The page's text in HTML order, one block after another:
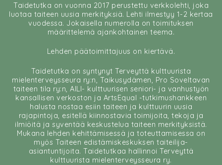
Taidetutka on vuonna 2017 perustettu verkkolehti, joka
luotaa taiteen uusia merkityksiä. Lehti ilmestyy 1-2 kertaa
vuodessa. Jokaisella numerolla on toimituksen
määrittelemä ajankohtainen teema.
Lehden päätoimittajuus on kiertävä.
Taidetutka on syntynyt Terveyttä kulttuurista
mielenterveysseura ry:n, Taikusydämen, Pro Soveltavan
taiteen tila ry:n, AILI- kulttuurisen seniori- ja vanhustyön
kansallisen verkoston ja ArtsEqual -tutkimushankkeen
halusta nostaa esiin taiteen ja kulttuurin uusia
rajapintoja, esitellä kiinnostavia toimijoita, tekoja ja
ilmiöitä ja syventää keskustelua taiteen merkityksistä.
Mukana lehden kehittämisessä ja toteuttamisessa on
myös Taiteen edistämiskeskuksen taiteilija-
asiantuntijoita. Taidetutkaa hallinnoi Terveyttä
kulttuurista mielenterveysseura ry.